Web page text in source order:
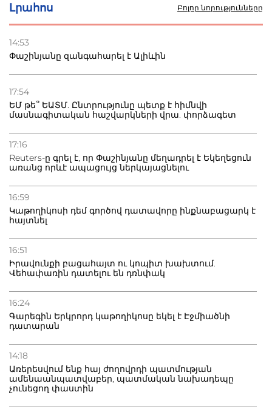
Լրահոս Բոլոր նորությունները
14:53
Փաշինյանը զանգահարել է Ալիևին
17:54
ԵՄ թե՞ ԵԱՏՄ. Ընտրությունը պետք է հիմնվի
մասնագիտական հաշվարկների վրա. փորձագետ
17:16
Reuters-ը գրել է, որ Փաշինյանը մեղադրել է Եկեղեցուն
առանց որևէ ապացույց ներկայացնելու
16:59
Կաթողիկոսի դեմ գործով դատավորը ինքնաբացարկ է
հայտնել
16:51
Իրավունքի բացահայտ ու կոպիտ խախտում.
Վեհափառին դատելու են դռնփակ
16:24
Գարեգին Երկրորդ կաթողիկոսը եկել է Էջմիածնի
դատարան
14:18
Առերեսվում ենք հայ ժողովրդի պատմության
ամենաանպատվաբեր, պատմական նախադեպը
չունեցող փաստին
22.07.2026
տուժածներ կան
21.07.2026
Դատվածություն ունեցող միգրանտներին կարգելվի
բնակվել Ռուսաստանում
20.07.2026
Բաքվի բանտից գեներալ Մանուկյանը դիմել է
Փաշինյանին